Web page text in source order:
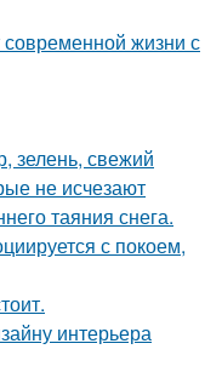
жизни с
зелень, свежий
не исчезают
таяния снега.
с покоем,
интерьера